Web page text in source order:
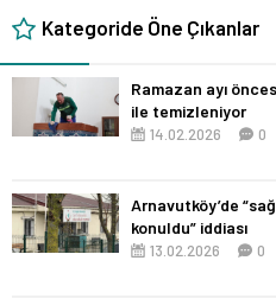
Kategoride Öne Çıkanlar
Ramazan ayı
ile temizleniyor
14.02.2026 0
Arnavutköy’de
konuldu” iddiası
13.02.2026 0